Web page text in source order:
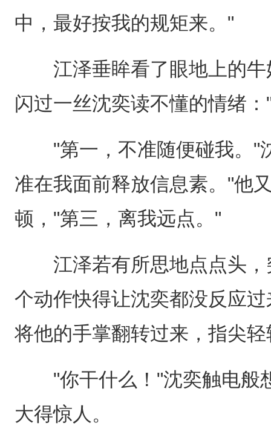
中，最好按我的规矩来。"
江泽垂眸看了眼地上的牛
闪过一丝沈奕读不懂的情绪
"第一，不准随便碰我。"
准在我面前释放信息素。"他
顿，"第三，离我远点。"
江泽若有所思地点点头，
个动作快得让沈奕都没反应
将他的手掌翻转过来，指尖
"你干什么！"沈奕触电般
大得惊人。